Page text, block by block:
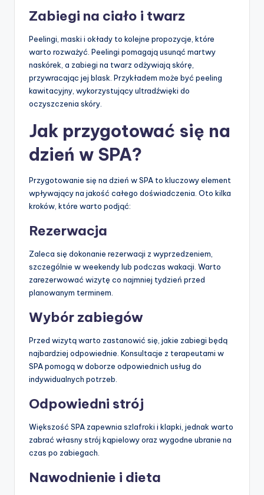
Zabiegi na ciało i twarz
Peelingi, maski i okłady to kolejne propozycje, które
warto rozważyć. Peelingi pomagają usunąć martwy
naskórek, a zabiegi na twarz odżywiają skórę,
przywracając jej blask. Przykładem może być peeling
kawitacyjny, wykorzystujący ultradźwięki do
oczyszczenia skóry.
Jak przygotować się na
dzień w SPA?
Przygotowanie się na dzień w SPA to kluczowy element
wpływający na jakość całego doświadczenia. Oto kilka
kroków, które warto podjąć:
Rezerwacja
Zaleca się dokonanie rezerwacji z wyprzedzeniem,
szczególnie w weekendy lub podczas wakacji. Warto
zarezerwować wizytę co najmniej tydzień przed
planowanym terminem.
Wybór zabiegów
Przed wizytą warto zastanowić się, jakie zabiegi będą
najbardziej odpowiednie. Konsultacje z terapeutami w
SPA pomogą w doborze odpowiednich usług do
indywidualnych potrzeb.
Odpowiedni strój
Większość SPA zapewnia szlafroki i klapki, jednak warto
zabrać własny strój kąpielowy oraz wygodne ubranie na
czas po zabiegach.
Nawodnienie i dieta